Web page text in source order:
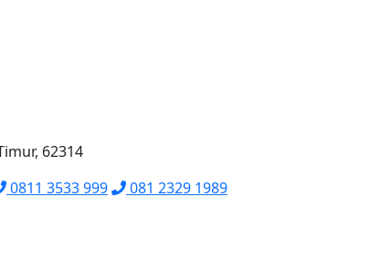
62314
0811 3533 999 081 2329 1989